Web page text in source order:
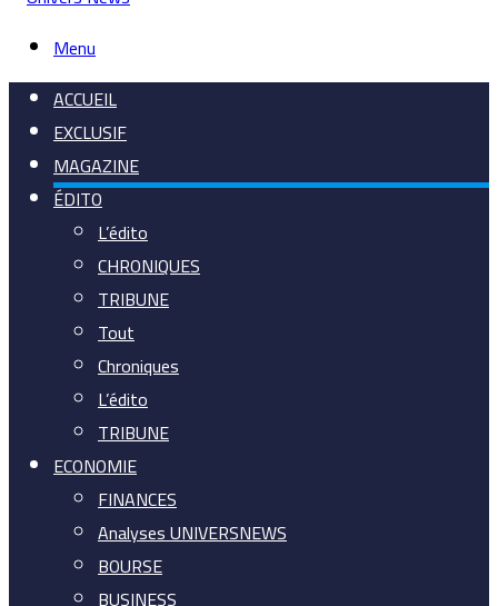
Menu
ACCUEIL
EXCLUSIF
MAGAZINE
ÉDITO
L’édito
CHRONIQUES
TRIBUNE
Tout
Chroniques
L’édito
TRIBUNE
ECONOMIE
FINANCES
Analyses UNIVERSNEWS
BOURSE